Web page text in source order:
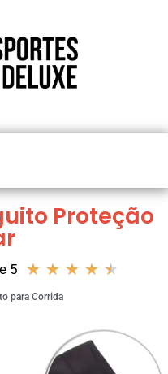
Proteção
5 ★ ★ ★ ★ ★
para Corrida